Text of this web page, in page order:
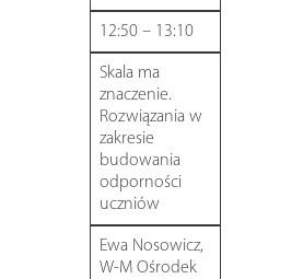
12:50 – 13:10
Skala ma
znaczenie.
Rozwiązania w
zakresie
budowania
odporności
uczniów
Ewa Nosowicz,
W-M Ośrodek